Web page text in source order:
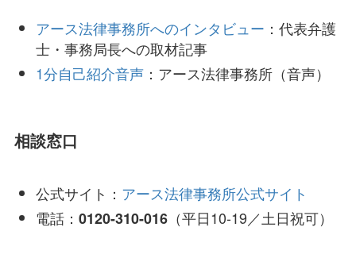
アース法律事務所へのインタビュー ：代表弁護
士・事務局長への取材記事
1分自己紹介音声：アース法律事務所（音声）
相談窓口
公式サイト： アース法律事務所公式サイト
電話： 0120-310-016（平日10-19／土日祝可）